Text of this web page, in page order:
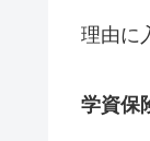
理由に
学資保